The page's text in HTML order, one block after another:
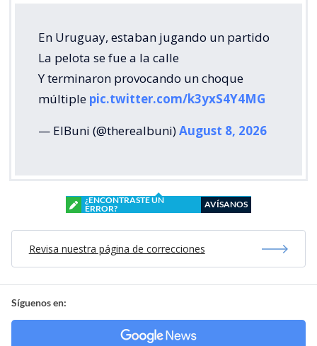
En Uruguay, estaban jugando un partido
La pelota se fue a la calle
Y terminaron provocando un choque
múltiple pic.twitter.com/k3yxS4Y4MG
— ElBuni (@therealbuni)August 8, 2026
¿ENCONTRASTE UN
ERROR?
AVÍSANOS
Revisa nuestra página de correcciones
Síguenos en: